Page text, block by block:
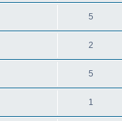
5
2
5
1